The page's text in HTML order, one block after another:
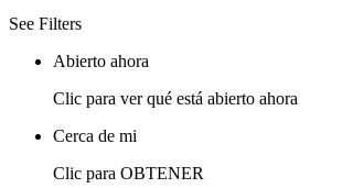
See Filters
Abierto ahora
Clic para ver qué está abierto ahora
Cerca de mi
Clic para OBTENER